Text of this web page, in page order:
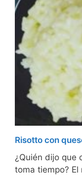
Risotto con
¿Quién dijo que
toma tiempo?